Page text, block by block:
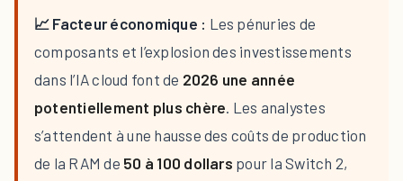
📈 Facteur économique : Les pénuries de
composants et l’explosion des investissements
dans l’IA cloud font de 2026 une année
potentiellement plus chère. Les analystes
s’attendent à une hausse des coûts de production
de la RAM de 50 à 100 dollars pour la Switch 2,